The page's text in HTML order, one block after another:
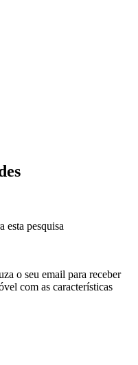
esta pesquisa
o seu email para receber
com as características